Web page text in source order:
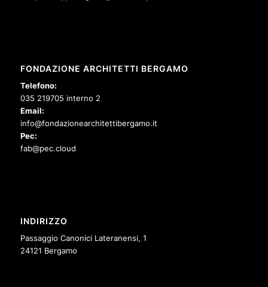
FONDAZIONE ARCHITETTI BERGAMO
Telefono:
035 219705 interno 2
Email:
info@fondazionearchitettibergamo.it
Pec:
fab@pec.cloud
INDIRIZZO
Passaggio Canonici Lateranensi, 1
24121 Bergamo